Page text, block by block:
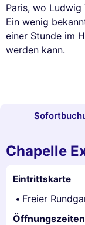
Paris, wo
Ein wenig
einer Stunde im
werden kann.
Chapelle
Eintrittskarte
Freier